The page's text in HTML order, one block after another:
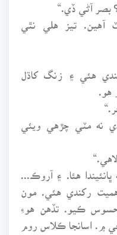
بصر آڻي ڏي.“
آهين. تيز هلي نٿي
هئي ۽ زنگ کاڌل
هو.
نه مٽي چڙهي ويئي
هئا. ۽ آروڪ...
رکندي هئي. مون
ڪيو. تڏهن هوءِ
۾. اسانجا ڪلاس روم